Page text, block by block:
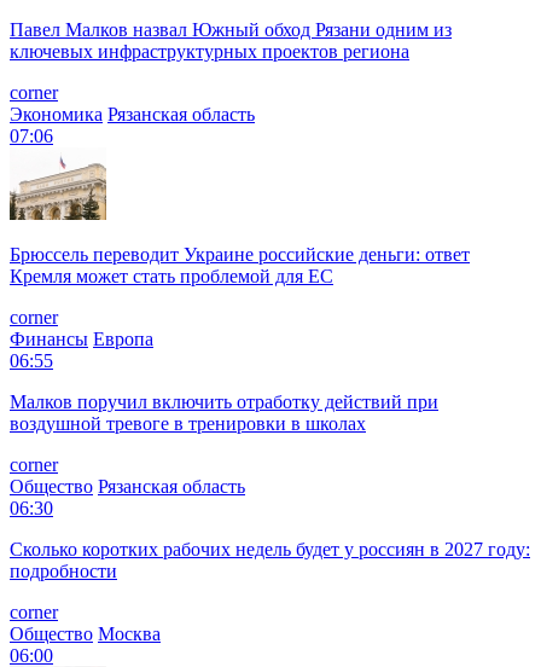
Павел Малков назвал Южный обход Рязани одним из
ключевых инфраструктурных проектов региона
corner
Экономика Рязанская область
07:06
Брюссель переводит Украине российские деньги: ответ
Кремля может стать проблемой для EC
corner
Финансы Европа
06:55
Малков поручил включить отработку действий при
воздушной тревоге в тренировки в школах
corner
Общество Рязанская область
06:30
Сколько коротких рабочих недель будет у россиян в 2027 году:
подробности
corner
Общество Москва
06:00